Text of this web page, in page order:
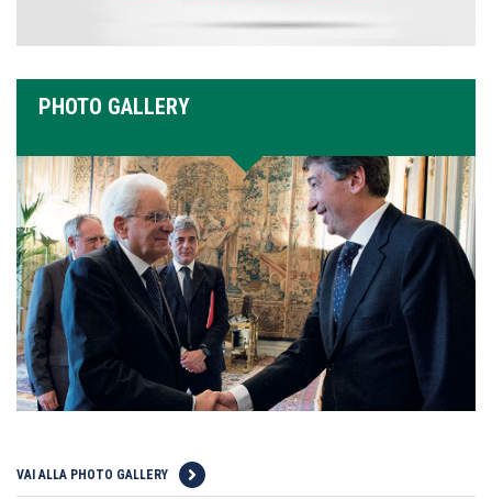
PHOTO GALLERY
VAI ALLA PHOTO GALLERY